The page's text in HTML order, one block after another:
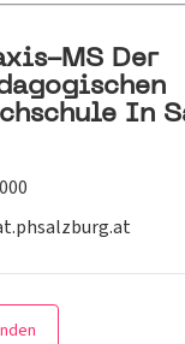
MS Der
In